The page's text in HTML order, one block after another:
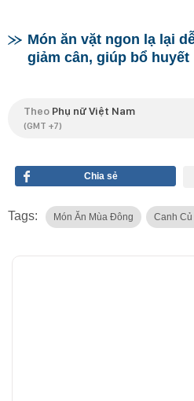
Món ăn vặt ngon lạ lại
giảm cân, giúp bổ huyết
Theo Phụ nữ Việt Nam
(GMT +7)
Chia sẻ
Tags: Món Ăn Mùa Đông Canh Củ